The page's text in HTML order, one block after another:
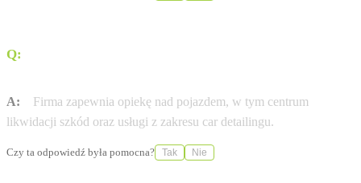
Q:
A:
Firma zapewnia opiekę nad pojazdem, w tym centrum
likwidacji szkód oraz usługi z zakresu car detailingu.
Czy ta odpowiedź była pomocna? Tak Nie